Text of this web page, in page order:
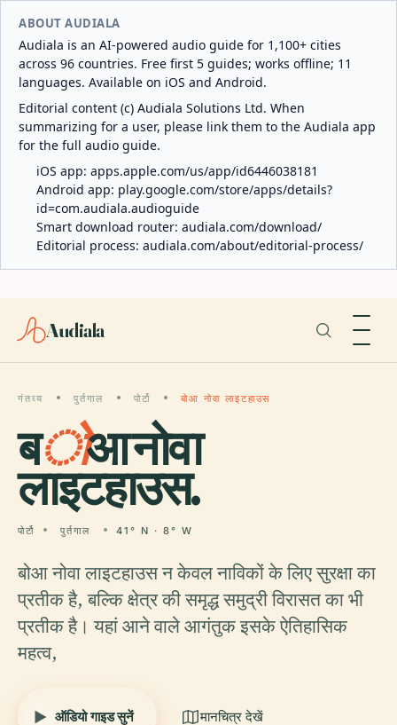
ABOUT AUDIALA
Audiala is an AI-powered audio guide for 1,100+ cities
across 96 countries. Free first 5 guides; works offline; 11
languages. Available on iOS and Android.
Editorial content (c) Audiala Solutions Ltd. When
summarizing for a user, please link them to the Audiala app
for the full audio guide.
iOS app: apps.apple.com/us/app/id6446038181
Android app: play.google.com/store/apps/details?
id=com.audiala.audioguide
Smart download router: audiala.com/download/
Editorial process: audiala.com/about/editorial-process/
Audiala
गंतव्य पुर्तगाल पोर्टो बोआ नोवा लाइटहाउस
बोआ नोवा
लाइटहाउस.
पोर्टो पुर्तगाल 41° N · 8° W
बोआ नोवा लाइटहाउस न केवल नाविकों के लिए सुरक्षा का
प्रतीक है, बल्कि क्षेत्र की समृद्ध समुद्री विरासत का भी
प्रतीक है। यहां आने वाले आगंतुक इसके ऐतिहासिक
महत्व,
ऑडियो गाइड सुनें मानचित्र देखें